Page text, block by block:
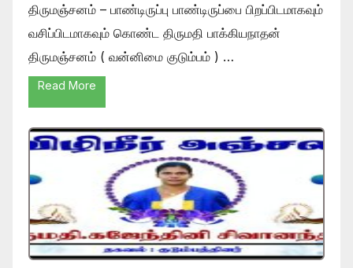
திருமஞ்சனம் – பாண்டிருப்பு பாண்டிருப்பை பிறப்பிடமாகவும்
வசிப்பிடமாகவும் கொண்ட திருமதி பாக்கியநாதன்
திருமஞ்சனம் ( வன்னிமை குடும்பம் ) …
Read More